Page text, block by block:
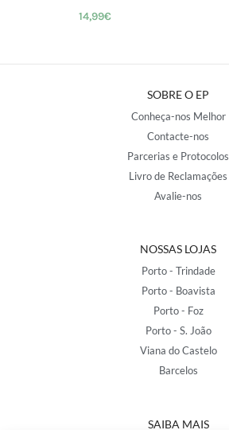
14,99€
SOBRE O EP
Conheça-nos Melhor
Contacte-nos
Parcerias e Protocolos
Livro de Reclamações
Avalie-nos
NOSSAS LOJAS
Porto - Trindade
Porto - Boavista
Porto - Foz
Porto - S. João
Viana do Castelo
Barcelos
SAIBA MAIS